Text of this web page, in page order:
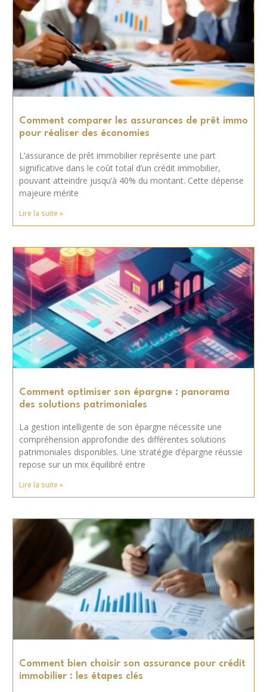
Comment comparer les assurances de prêt immo
pour réaliser des économies
L’assurance de prêt immobilier représente une part
significative dans le coût total d’un crédit immobilier,
pouvant atteindre jusqu’à 40% du montant. Cette dépense
majeure mérite
Lire la suite »
Comment optimiser son épargne : panorama
des solutions patrimoniales
La gestion intelligente de son épargne nécessite une
compréhension approfondie des différentes solutions
patrimoniales disponibles. Une stratégie d’épargne réussie
repose sur un mix équilibré entre
Lire la suite »
Comment bien choisir son assurance pour crédit
immobilier : les étapes clés